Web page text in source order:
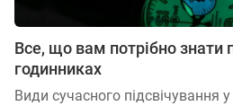
Все, що вам потрібно знати
годинниках
Види сучасного підсвічування